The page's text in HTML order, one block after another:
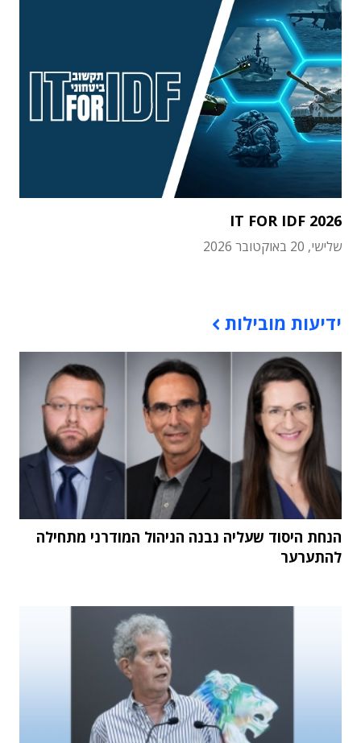
IT FOR IDF 2026
שלישי, 20 באוקטובר 2026
ידיעות מובילות
הנחת היסוד שעליה נבנה הניהול המודרני מתחילה
להתערער